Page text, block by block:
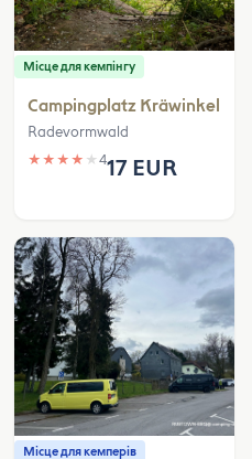
Місце для кемпінгу
Campingplatz Kräwinkel
Radevormwald
★ ★ ★ ★ ★ 417 EUR
Місце для кемперів